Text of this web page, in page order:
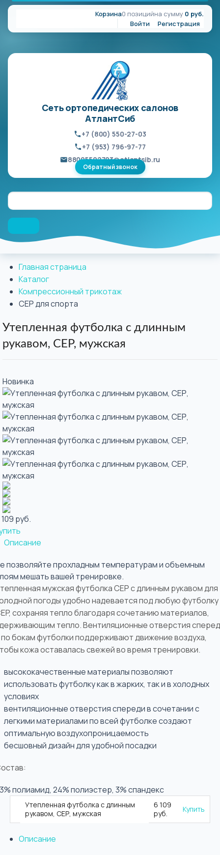
Корзина0 позицийна сумму 0 руб.
Войти
Регистрация
Сеть ортопедических салонов
АтлантСиб
+7 (800) 550-27-03
+7 (953) 796-97-77
88005502703@atlantsib.ru
Обратный звонок
Главная страница
Каталог
Компрессионный трикотаж
CEP для спорта
Утепленная футболка с длинным
рукавом, СЕР, мужская
Новинка
руб.
Описание
позволяйте прохладным температурам и объемным
мешать вашей тренировке.
мужская футболка CEP с длинным рукавом для
погоды удобно надевается под любую футболку
сохраняя тепло благодаря сочетанию материалов,
тепло. Вентиляционные отверстия
по бокам футболки поддерживают движение воздуха,
кожа оставалась свежей во время тренировки.
высококачественные материалы позволяют
использовать футболку как в жарких, так и в холодных
условиях
вентиляционные отверстия спереди в сочетании с
легкими материалами по всей футболке создают
оптимальную воздухопроницаемость
бесшовный дизайн для удобной посадки
полиамид, 24% полиэстер, 3% спандекс
Утепленная футболка с длинным
рукавом, СЕР, мужская
6 109
руб.
Купить
Описание